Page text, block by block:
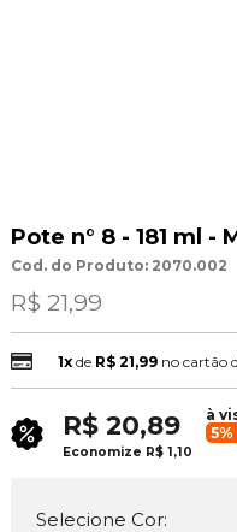
Pote n° 8 - 181 ml -
Cod. do Produto: 2070.002
R$ 21,99
1xde R$ 21,99 no cartão
R$ 20,89
à
5%
Economize R$ 1,10
Selecione Cor: